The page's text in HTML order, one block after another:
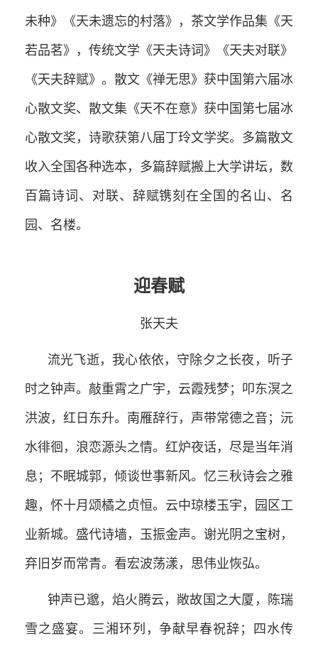
未种》《天未遗忘的村落》，茶文学作品集《天
若品茗》，传统文学《天夫诗词》《天夫对联》
《天夫辞赋》。散文《禅无思》获中国第六届冰
心散文奖、散文集《天不在意》获中国第七届冰
心散文奖，诗歌获第八届丁玲文学奖。多篇散文
收入全国各种选本，多篇辞赋搬上大学讲坛，数
百篇诗词、对联、辞赋镌刻在全国的名山、名
园、名楼。
迎春赋
张天夫
流光飞逝，我心依依，守除夕之长夜，听子
时之钟声。敲重霄之广宇，云霞残梦；叩东溟之
洪波，红日东升。南雁辞行，声带常德之音；沅
水徘徊，浪恋源头之情。红炉夜话，尽是当年消
息；不眠城郭，倾谈世事新风。忆三秋诗会之雅
趣，怀十月颂橘之贞恒。云中琼楼玉宇，园区工
业新城。盛代诗墙，玉振金声。谢光阴之宝树，
弃旧岁而常青。看宏波荡漾，思伟业恢弘。
钟声已邈，焰火腾云，敞故国之大厦，陈瑞
雪之盛宴。三湘环列，争献早春祝辞；四水传